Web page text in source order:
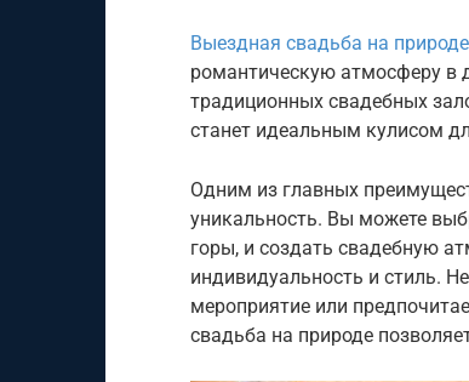
Выездная свадьба на природе
романтическую атмосферу в
традиционных свадебных
станет идеальным кулисом
Одним из главных
уникальность. Вы можете
горы, и создать свадебную
индивидуальность и стиль.
мероприятие или
свадьба на природе